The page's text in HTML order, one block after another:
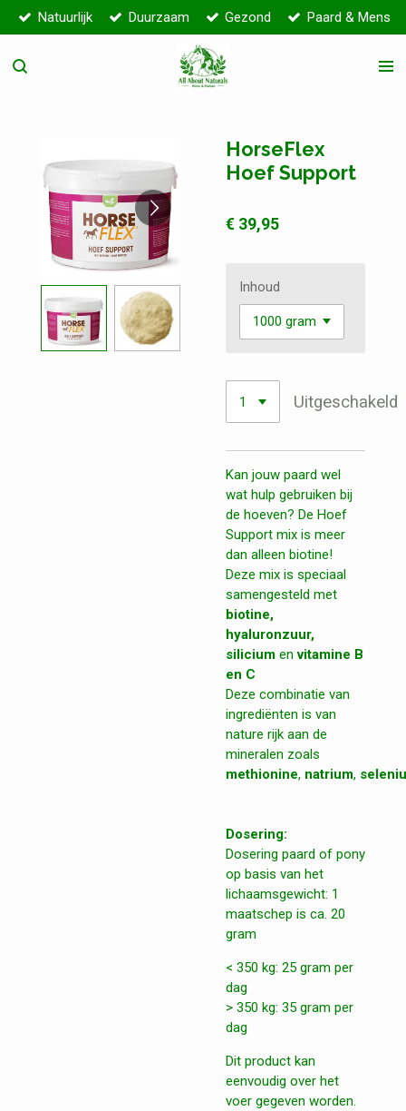
Ga
direct
naar
Natuurlijk Duurzaam Gezond Paard & Mens
HorseFlex
Hoef Support
€ 39,95
Inhoud
Uitgeschakeld
Kan jouw paard wel
wat hulp gebruiken bij
de hoeven? De Hoef
Support mix is meer
dan alleen biotine!
Deze mix is speciaal
samengesteld met
biotine,
hyaluronzuur,
silicium envitamine B
en C
Deze combinatie van
ingrediënten is van
nature rijk aan de
mineralen zoals
methionine, natrium,
Dosering:
Dosering paard of pony
op basis van het
lichaamsgewicht: 1
maatschep is ca. 20
gram
< 350 kg: 25 gram per
dag
> 350 kg: 35 gram per
dag
Dit product kan
eenvoudig over het
voer gegeven worden.